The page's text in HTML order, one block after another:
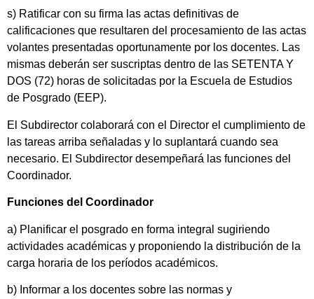
s) Ratificar con su firma las actas definitivas de
calificaciones que resultaren del procesamiento de las actas
volantes presentadas oportunamente por los docentes. Las
mismas deberán ser suscriptas dentro de las SETENTA Y
DOS (72) horas de solicitadas por la Escuela de Estudios
de Posgrado (EEP).
El Subdirector colaborará con el Director el cumplimiento de
las tareas arriba señaladas y lo suplantará cuando sea
necesario. El Subdirector desempeñará las funciones del
Coordinador.
Funciones del Coordinador
a) Planificar el posgrado en forma integral sugiriendo
actividades académicas y proponiendo la distribución de la
carga horaria de los períodos académicos.
b) Informar a los docentes sobre las normas y